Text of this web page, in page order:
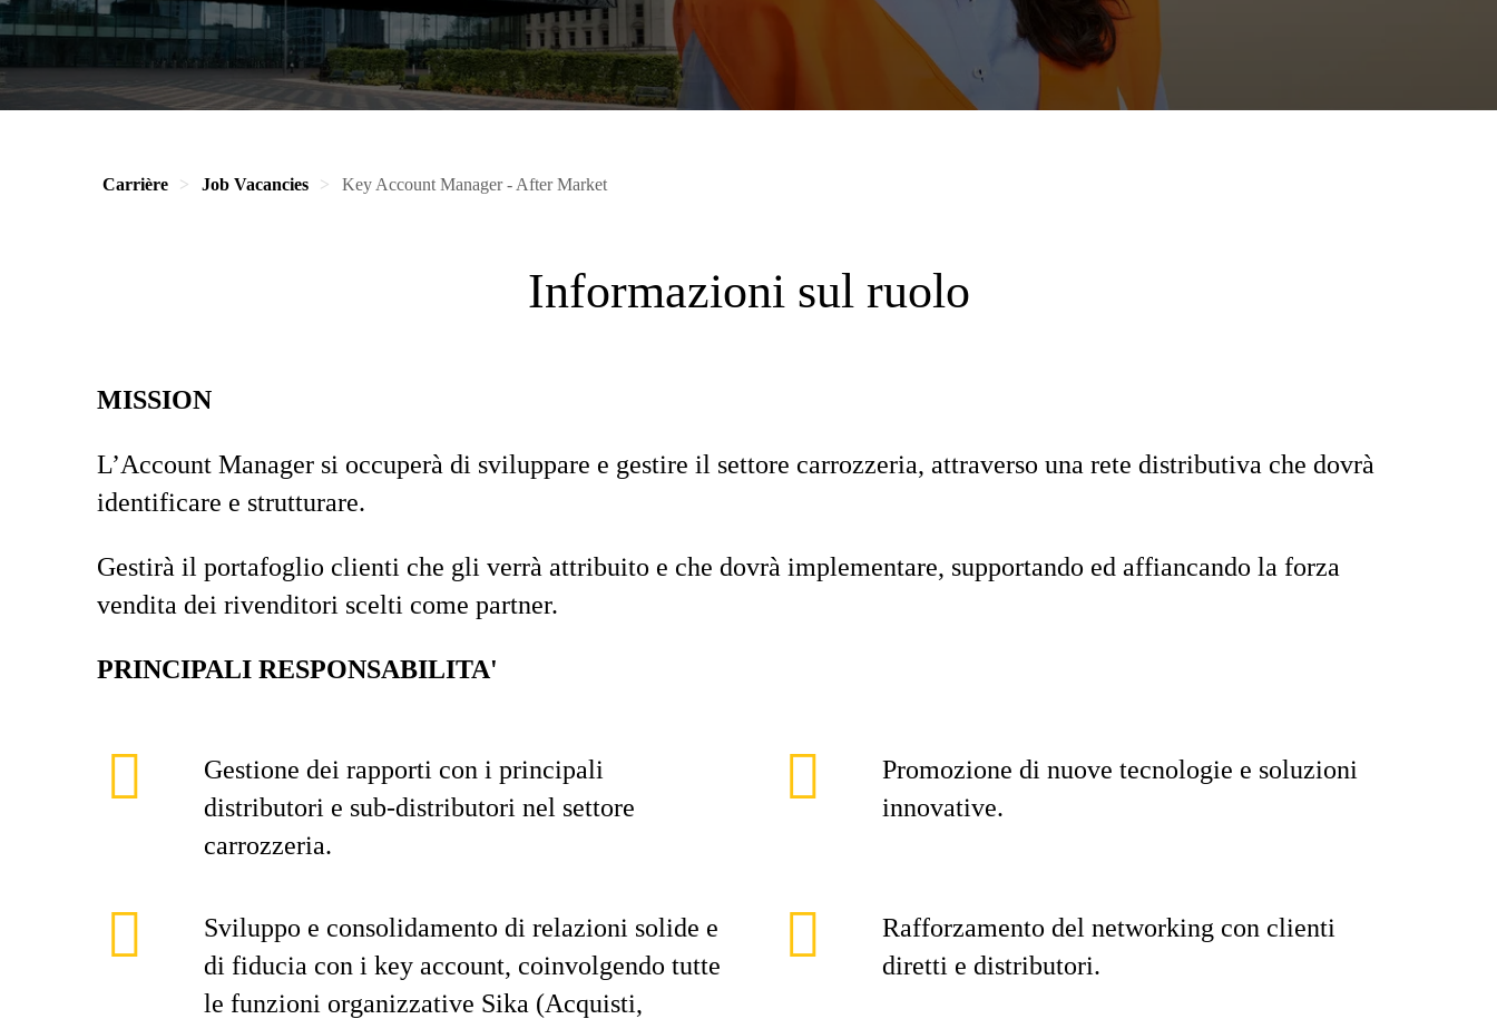
Carrière Job Vacancies Key Account Manager - After Market
Informazioni sul ruolo
MISSION
L’Account Manager si occuperà di sviluppare e gestire il settore carrozzeria, attraverso una rete distributiva che dovrà
identificare e strutturare.
Gestirà il portafoglio clienti che gli verrà attribuito e che dovrà implementare, supportando ed affiancando la forza
vendita dei rivenditori scelti come partner.
PRINCIPALI RESPONSABILITA'
Gestione dei rapporti con i principali
distributori e sub-distributori nel settore
carrozzeria.
Promozione di nuove tecnologie e soluzioni
innovative.
Sviluppo e consolidamento di relazioni solide e
di fiducia con i key account, coinvolgendo tutte
le funzioni organizzative Sika (Acquisti,
Rafforzamento del networking con clienti
diretti e distributori.